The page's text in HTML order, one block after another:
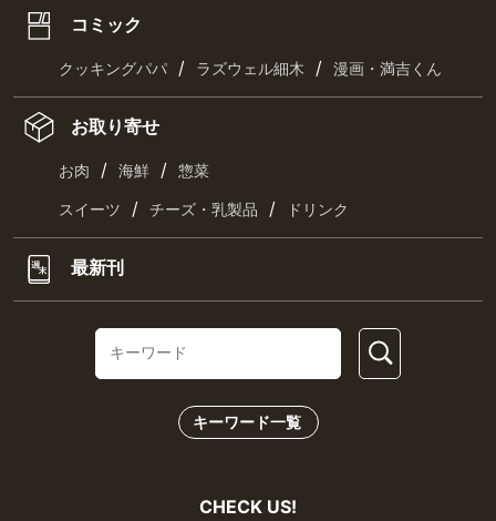
コミック
クッキングパパ / ラズウェル細木 / 漫画・満吉くん
お取り寄せ
お肉 / 海鮮 / 惣菜
スイーツ / チーズ・乳製品 / ドリンク
最新刊
キーワード一覧
CHECK US!